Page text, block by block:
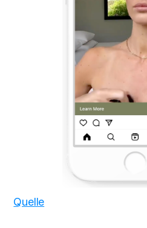
Quelle